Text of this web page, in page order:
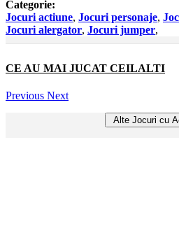
Categorie:
Jocuri actiune, Jocuri personaje,
Jocuri alergator, Jocuri jumper,
CE AU MAI JUCAT CEILALTI
Previous Next
Alte Jocuri cu